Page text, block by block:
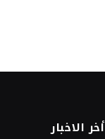
أخر الاخبار